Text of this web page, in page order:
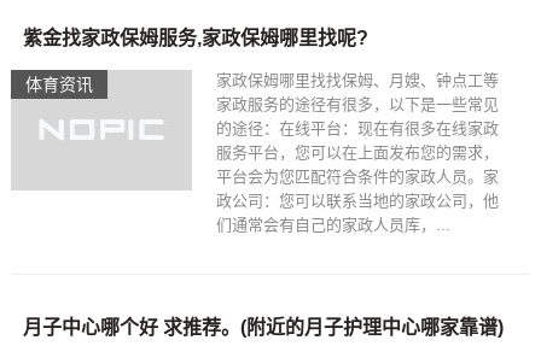
体育资讯
紫金找家政保姆服务,家政保姆哪里找呢?
家政保姆哪里找找保姆、月嫂、钟点工等
家政服务的途径有很多，以下是一些常见
的途径：在线平台：现在有很多在线家政
服务平台，您可以在上面发布您的需求，
平台会为您匹配符合条件的家政人员。家
政公司：您可以联系当地的家政公司，他
们通常会有自己的家政人员库，...
月子中心哪个好 求推荐。(附近的月子护理中心哪家靠谱)